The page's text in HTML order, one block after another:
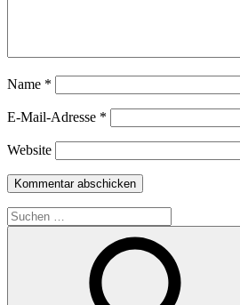
Name *
E-Mail-Adresse *
Website
Suche
nach: